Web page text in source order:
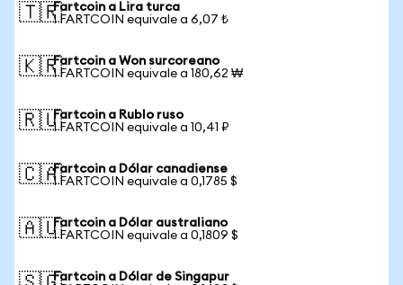
🇹🇷Fartcoin a Lira turca
1 FARTCOIN equivale a 6,07 ₺
🇰🇷Fartcoin a Won surcoreano
1 FARTCOIN equivale a 180,62 ₩
🇷🇺Fartcoin a Rublo ruso
1 FARTCOIN equivale a 10,41 ₽
🇨🇦Fartcoin a Dólar canadiense
1 FARTCOIN equivale a 0,1785 $
🇦🇺Fartcoin a Dólar australiano
1 FARTCOIN equivale a 0,1809 $
Fartcoin a Dólar de Singapur